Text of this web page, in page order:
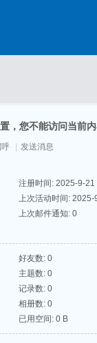
，您不能访问当前
发送消息
注册时间: 2025-9-21
上次活动时间: 2025-
上次邮件通知: 0
好友数: 0
主题数: 0
记录数: 0
相册数: 0
已用空间: 0 B